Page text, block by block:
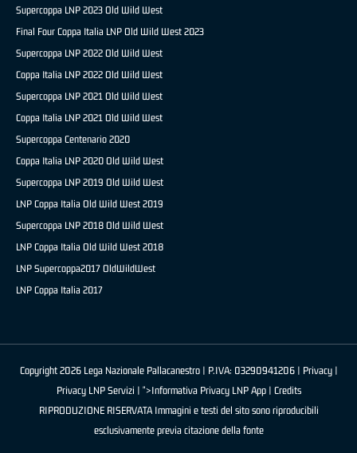
Supercoppa LNP 2023 Old Wild West
Final Four Coppa Italia LNP Old Wild West 2023
Supercoppa LNP 2022 Old Wild West
Coppa Italia LNP 2022 Old Wild West
Supercoppa LNP 2021 Old Wild West
Coppa Italia LNP 2021 Old Wild West
Supercoppa Centenario 2020
Coppa Italia LNP 2020 Old Wild West
Supercoppa LNP 2019 Old Wild West
LNP Coppa Italia Old Wild West 2019
Supercoppa LNP 2018 Old Wild West
LNP Coppa Italia Old Wild West 2018
LNP Supercoppa2017 OldWildWest
LNP Coppa Italia 2017
Copyright 2026 Lega Nazionale Pallacanestro | P.IVA: 03290941206 | Privacy|
Privacy LNP Servizi | ">Informativa Privacy LNP App | Credits
RIPRODUZIONE RISERVATA Immagini e testi del sito sono riproducibili
esclusivamente previa citazione della fonte